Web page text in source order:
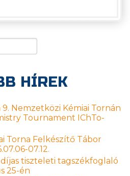
HÍREK
Nemzetközi Kémiai Tornán
Tournament IChTo-
Torna Felkészítő Tábor
07.12.
tiszteleti tagszékfoglaló
25-én